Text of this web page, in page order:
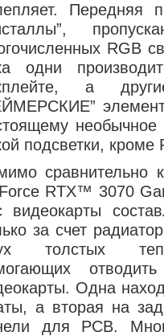
Передняя
RGB
одни
а
необычное
подсветки,
сравнительно
RTX™ 3070
видеокарты
за счет
толстых
Одна
а вторая на
для PCB.